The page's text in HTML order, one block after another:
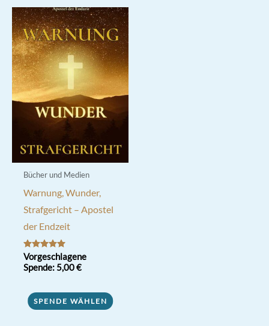
Bücher und Medien
Warnung, Wunder,
Strafgericht – Apostel
der Endzeit
Bewertet mit
5.00
von 5
Vorgeschlagene
Spende: 5,00€
SPENDE WÄHLEN